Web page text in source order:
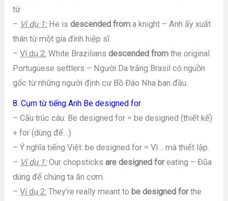
từ
– Ví dụ 1:He isdescended from a knight – Anh ấy xuất
thân từ một gia đình hiệp sĩ.
–Ví dụ 2: White Braziliansdescended from the original
Portuguese settlers – Người Da trắng Brasil có nguồn
gốc từ những người định cư Bồ Đào Nha ban đầu.
8. Cụm từ tiếng Anh Be designed for
– Cấu trúc câu: Be designed for = be designed (thiết kế)
+ for (dùng để…)
– Ý nghĩa tiếng Việt: be designed for = Vì… mà thiết lập.
– Ví dụ 1:Our chopsticksare designed foreating – Đũa
dùng để chúng ta ăn cơm.
–Ví dụ 2: They’re really meant to be designed forthe